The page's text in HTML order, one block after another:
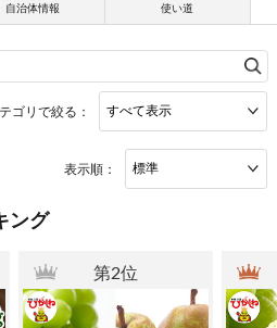
自治体情報 使い道
ゴリで絞る：
表示順：
ング
第2位